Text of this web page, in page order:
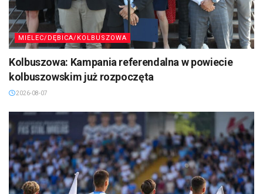
MIELEC/DĘBICA/KOLBUSZOWA
Kolbuszowa: Kampania referendalna w powiecie
kolbuszowskim już rozpoczęta
2026-08-07